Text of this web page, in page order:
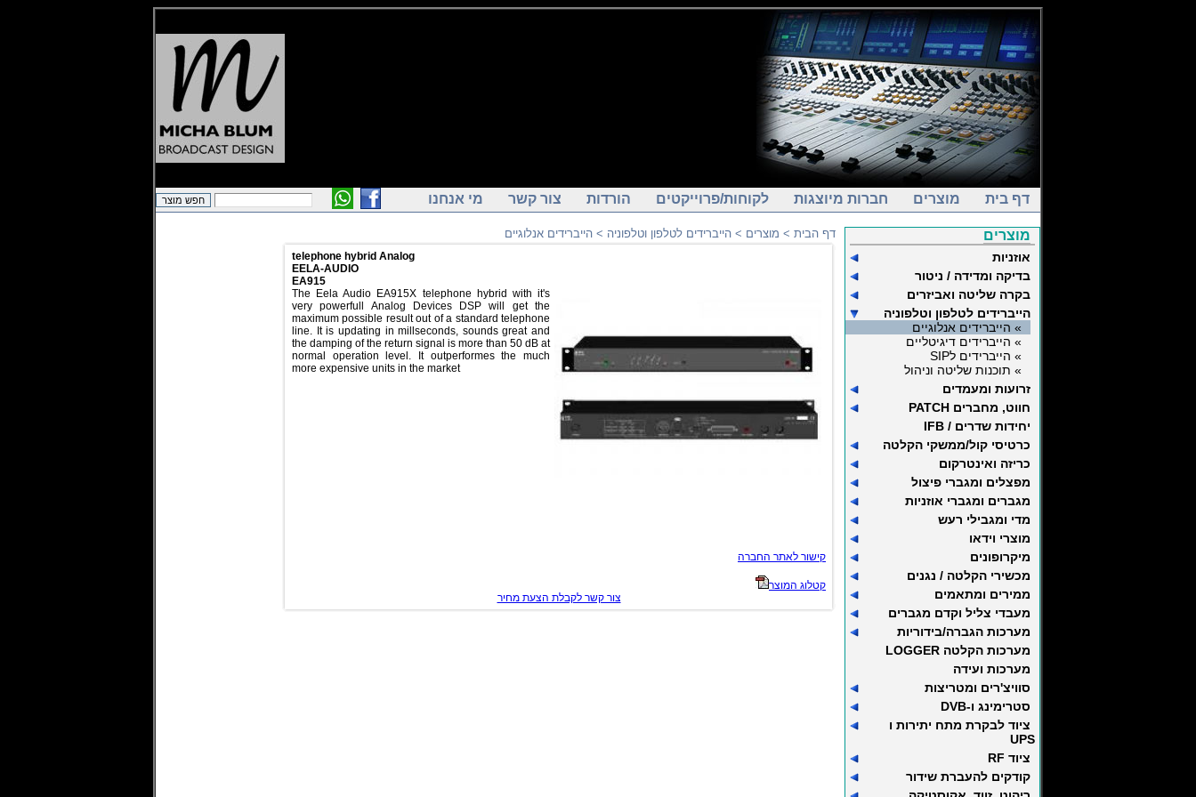
דף בית מוצרים חברות מיוצגות לקוחות/פרוייקטים הורדות צור קשר מי אנחנו
מוצרים
אוזניות
בדיקה ומדידה / ניטור
בקרה שליטה ואביזרים
הייברידים לטלפון וטלפוניה
» הייברידים אנלוגיים
» הייברידים דיגיטליים
» הייברידים לSIP
» תוכנות שליטה וניהול
זרועות ומעמדים
חווט, מחברים PATCH
יחידות שדרים / IFB
כרטיסי קול/ממשקי הקלטה
כריזה ואינטרקום
מפצלים ומגברי פיצול
מגברים ומגברי אוזניות
מדי ומגבילי רעש
מוצרי וידאו
מיקרופונים
מכשירי הקלטה / נגנים
ממירים ומתאמים
מעבדי צליל וקדם מגברים
מערכות הגברה/בידוריות
מערכות הקלטה LOGGER
מערכות ועידה
סוויצ'רים ומטריצות
סטרימינג ו-DVB
ציוד לבקרת מתח יתירות ו
UPS
ציוד RF
קודקים להעברת שידור
דף הבית > מוצרים > הייברידים לטלפון וטלפוניה > הייברידים אנלוגיים
telephone hybrid Analog
EELA-AUDIO
EA915
The Eela Audio EA915X telephone hybrid with it's
very powerfull Analog Devices DSP will get the
maximum possible result out of a standard telephone
line. It is updating in millseconds, sounds great and
the damping of the return signal is more than 50 dB at
normal operation level. It outperformes the much
more expensive units in the market
קישור לאתר החברה
קטלוג המוצר
צור קשר לקבלת הצעת מחיר